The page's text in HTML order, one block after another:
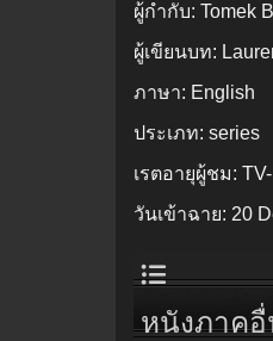
ผู้กำกับ: Tomek
ผู้เขียนบท:
ภาษา: English
ประเภท: series
เรตอายุผู้ชม:
วันเข้าฉาย: 20
หนังภาคอื่